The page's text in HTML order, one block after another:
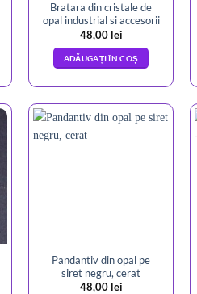
Bratara din cristale de
opal industrial si accesorii
48,00 lei
ADĂUGAȚI ÎN COȘ
Pandantiv din opal pe
siret negru, cerat
48,00 lei